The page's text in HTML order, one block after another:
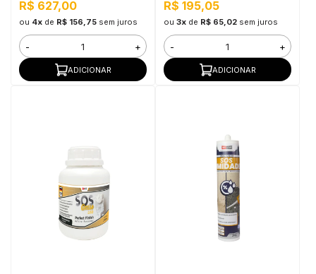
R$ 627,00
ou 4xde R$ 156,75 sem juros
- +
ADICIONAR
R$ 195,05
ou 3xde R$ 65,02 sem juros
- +
ADICIONAR